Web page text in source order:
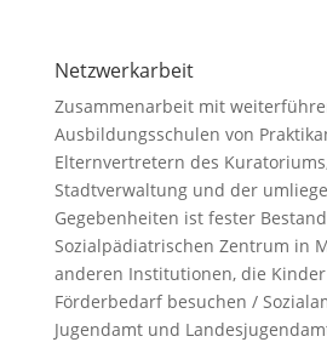
Netzwerkarbeit
Zusammenarbeit mit
Ausbildungsschulen von
Elternvertretern des
Stadtverwaltung und der
Gegebenheiten ist fester
Sozialpädiatrischen Zentrum in
anderen Institutionen, die
Förderbedarf besuchen /
Jugendamt und